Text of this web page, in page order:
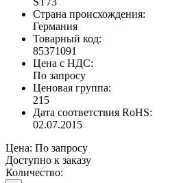
Страна происхождения:
Германия
Товарный код:
85371091
Цена с НДС:
По запросу
Ценовая группа:
215
Дата соответствия RoHS:
02.07.2015
Цена: По запросу
Доступно к заказу
Количество: